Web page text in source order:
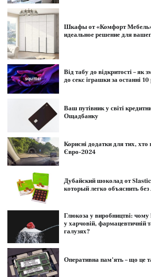
Шкафы от «Комфорт
идеальное решение для
Від табу до відкритості – як
до секс іграшки за останні 10
Ваш путівник у світі
Ощадбанку
Корисні додатки для тих, хто
Євро-2024
Дубайский шоколад от
который легко объяснить
Глюкоза у виробництві: чому
у харчовій, фармацевтичній
галузях?
Оперативна пам’ять – що це